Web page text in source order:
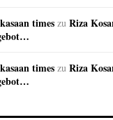
times zu Riza
times zu Riza